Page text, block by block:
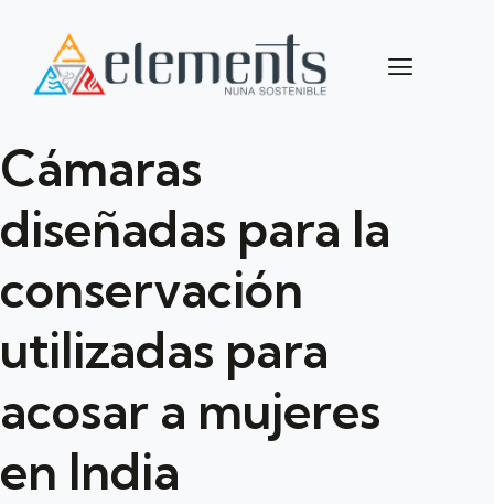
Cámaras
diseñadas para la
conservación
utilizadas para
acosar a mujeres
en India